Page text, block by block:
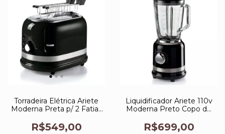
Torradeira Elétrica Ariete
Moderna Preta p/ 2 Fatias
750W 127V
R$549,00
Liquidificador Ariete 110v
Moderna Preto Copo de
R$699,00